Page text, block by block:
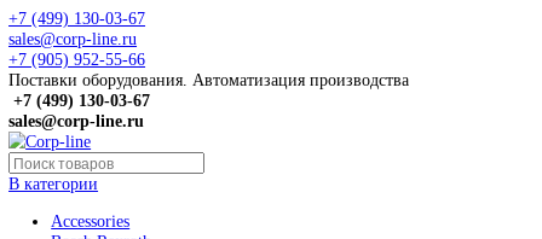
+7 (499) 130-03-67
sales@corp-line.ru
+7 (905) 952-55-66
Поставки оборудования. Автоматизация производства
+7 (499)130-03-67
sales@corp-line.ru